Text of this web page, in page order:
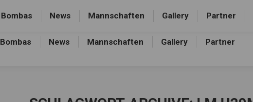
Bombas News Mannschaften Gallery Partner
Bombas News Mannschaften Gallery Partner